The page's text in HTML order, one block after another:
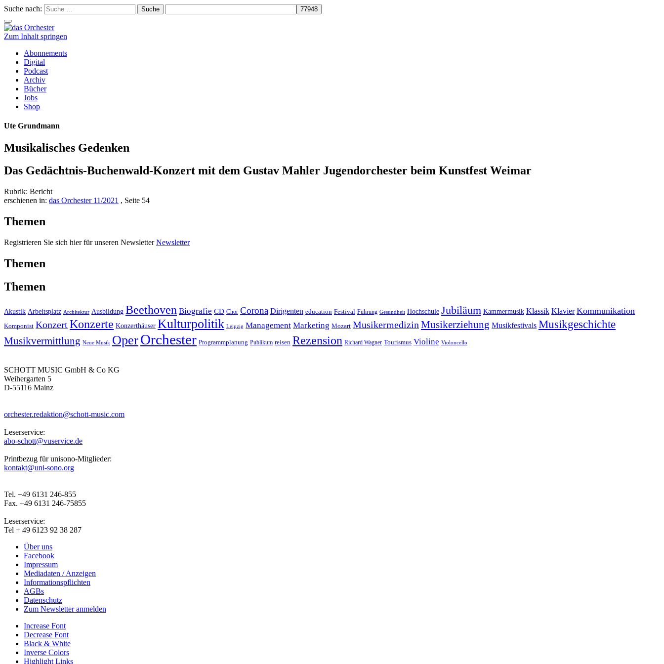
Suche nach:
Schalte
Navigation
Zum Inhalt springen
Abonnements
Digital
Podcast
Archiv
Bücher
Jobs
Shop
Ute Grundmann
Musikalisches Gedenken
Das Gedächtnis-Buchenwald-Konzert mit dem Gustav Mahler Jugendorchester beim Kunstfest Weimar
Rubrik: Bericht
erschienen in: das Orchester 11/2021 , Seite 54
Themen
Registrieren Sie sich hier für unseren NewsletterNewsletter
Themen
Themen
Akustik Arbeitsplatz Architektur Ausbildung Beethoven Biografie CD Chor Corona Dirigenten education Festival Führung Gesundheit Hochschule Jubiläum Kammermusik Klassik Klavier Kommunikation
Komponist KonzertKonzerte Konzerthäuser Kulturpolitik Leipzig Management Marketing Mozart Musikermedizin Musikerziehung Musikfestivals Musikgeschichte
Musikvermittlung Neue Musik OperOrchester Programmplanung Publikum reisen Rezension Richard Wagner Tourismus Violine Violoncello
SCHOTT MUSIC GmbH & Co KG
Weihergarten 5
D-55116 Mainz
orchester.redaktion@schott-music.com
Leserservice:
abo-schott@vuservice.de
Printbezug für unisono-Mitglieder:
kontakt@uni-sono.org
Tel. +49 6131 246-855
Fax. +49 6131 246-75855
Leserservice:
Tel + 49 6123 92 38 287
Über uns
Facebook
Impressum
Mediadaten / Anzeigen
Informationspflichten
AGBs
Datenschutz
Zum Newsletter anmelden
Increase Font
Decrease Font
Black & White
Inverse Colors
Highlight Links